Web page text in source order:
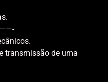
transmissão de uma